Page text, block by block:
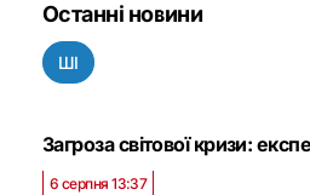
Останні новини
ШІ
Загроза світової кризи:
6 серпня 13:37